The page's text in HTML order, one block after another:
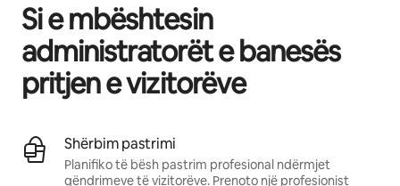
Si e mbështesin
administratorët e banesës
pritjen e vizitorëve
Shërbim pastrimi
Planifiko të bësh pastrim profesional ndërmjet
qëndrimeve të vizitorëve. Prenoto një profesionist